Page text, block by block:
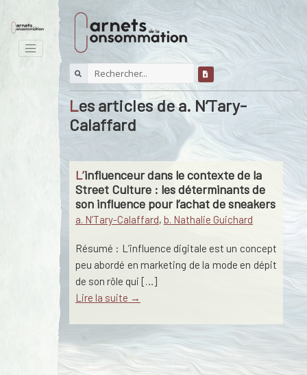
Les articles de a. N’Tary-
Calaffard
L’influenceur dans le contexte de la
Street Culture : les déterminants de
son influence pour l’achat de sneakers
a. N’Tary-Calaffard, b. Nathalie Guichard
Résumé : L’influence digitale est un concept
peu abordé en marketing de la mode en dépit
de son rôle qui […]
Lire la suite →